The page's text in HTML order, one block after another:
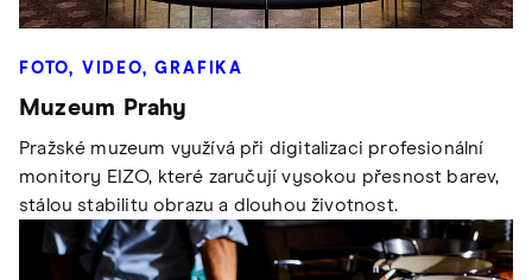
FOTO, VIDEO, GRAFIKA
Muzeum Prahy
Pražské muzeum využívá při digitalizaci profesionální
monitory EIZO, které zaručují vysokou přesnost barev,
stálou stabilitu obrazu a dlouhou životnost.